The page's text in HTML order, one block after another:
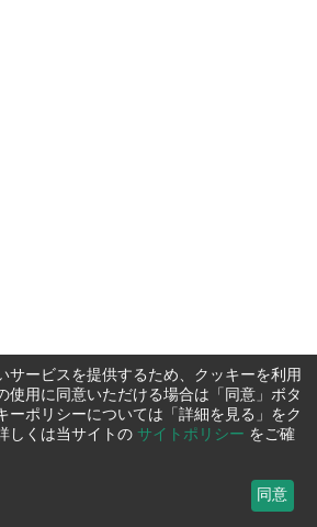
サービスを提供するため、クッキーを利用
使用に同意いただける場合は「同意」ボタ
ーポリシーについては「詳細を見る」をク
しくは当サイトの サイトポリシー をご確
同意